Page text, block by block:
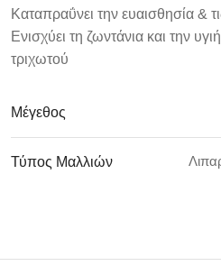
Καταπραΰνει την ευαισθησία &
Ενισχύει τη ζωντάνια και την
τριχωτού
Μέγεθος
Τύπος Μαλλιών